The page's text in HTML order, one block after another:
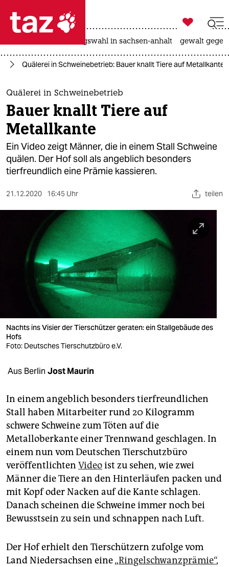
 taz zahl ich
taz zahl ich
themen
politik
öko
gesellschaft
sport
nord
wahrheit
verlag
veranstaltungen
unterstützen
abo
genossenschaft
epaper login

taz zahl ich
landtagswahl in sachsen-anhalt gewalt
Quälerei in Schweinebetrieb: Bauer knallt Tiere auf Metallkante
Quälerei in Schweinebetrieb
Bauer knallt Tiere auf
Metallkante
Ein Video zeigt Männer, die in einem Stall Schweine
quälen. Der Hof soll als angeblich besonders
tierfreundlich eine Prämie kassieren.
21.12.2020 16:45 Uhr teilen
Nachts ins Visier der Tierschützer geraten: ein Stallgebäude des
Hofs
Foto: Deutsches Tierschutzbüro e.V.
Aus Berlin Jost Maurin
In einem angeblich besonders tierfreundlichen
Stall haben Mitarbeiter rund 20 Kilogramm
schwere Schweine zum Töten auf die
Metalloberkante einer Trennwand geschlagen. In
einem nun vom Deutschen Tierschutzbüro
veröffentlichten Videoist zu sehen, wie zwei
Männer die Tiere an den Hinterläufen packen und
mit Kopf oder Nacken auf die Kante schlagen.
Danach scheinen die Schweine immer noch bei
Bewusstsein zu sein und schnappen nach Luft.
Der Hof erhielt den Tierschützern zufolge vom
Land Niedersachsen eine „Ringelschwanzprämie“,